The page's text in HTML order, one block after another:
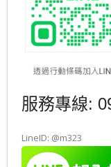
服務專線:
LineID: @m323